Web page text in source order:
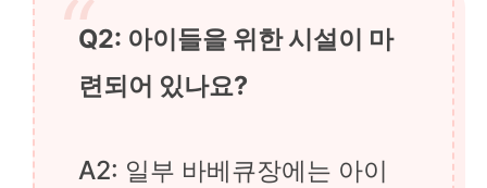
Q2: 아이들을 위한 시설이 마
련되어 있나요?
A2: 일부 바베큐장에는 아이